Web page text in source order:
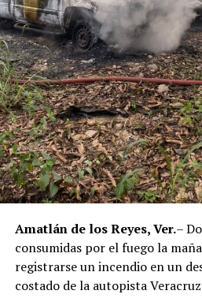
Aunque durante el operativo
policías municipales, la
corresponde únicamente a seis
momento, las autoridades no
jurídica del séptimo implicado.
El caso evidenció presuntas
corporación policiaca y motivó
autoridades estatales y
reforzamiento de las
públicos relacionados con
La sentencia representa uno de
derivados de aquel operativo y
responsabilidad penal de los
Amatlán de los Reyes, Ver.–
consumidas por el fuego la
registrarse un incendio en un
costado de la autopista